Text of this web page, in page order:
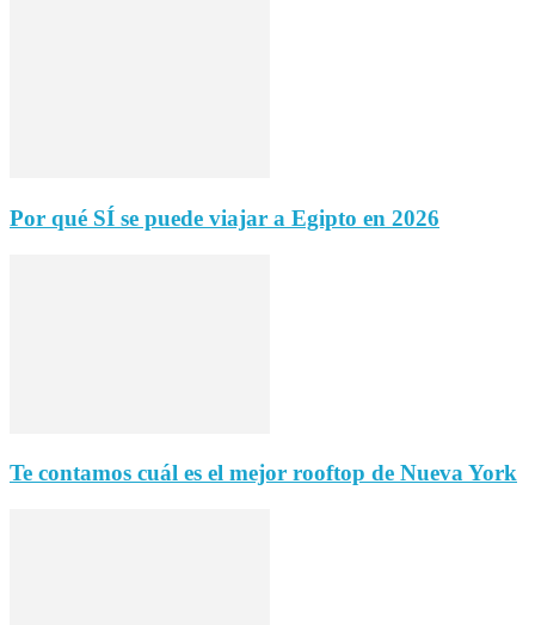
Por qué SÍ se puede viajar a Egipto en 2026
Te contamos cuál es el mejor rooftop de Nueva York